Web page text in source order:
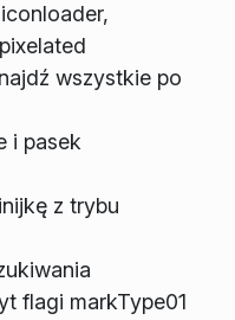
wszystkie po
i pasek
z trybu
flagi markType01